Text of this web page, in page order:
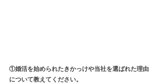
①婚活を始められたきかっけや当社を選ばれた理由
について教えてください。